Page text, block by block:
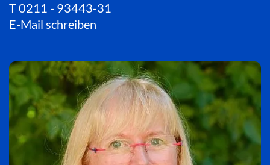
T0211 - 93443-31
E-Mail schreiben